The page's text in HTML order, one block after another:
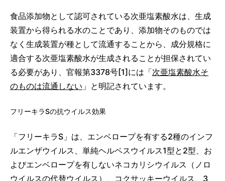
食品添加物として認可されている次亜塩素酸水は、生成
装置から得られる水のことであり、添加物そのものでは
なく生成装置が種として流通することから、成分規格に
適合する次亜塩素酸水が生成されることが担保されてい
る必要があり、官報第3378号[1] には「次亜塩素酸水そ
のものは流通しない 」と明記されています。
フリーキラSの抗ウイルス効果
「フリーキラS」は、エンベロープを有する2種のインフ
ルエンザウイルス、単純ヘルペスウイルス1型と2型、お
よびエンベロープを有しないネコカリシウイルス（ノロ
ウイルスの代替ウイルス）、コクサッキーウイルス、3